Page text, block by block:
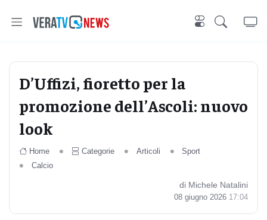
D’Uffizi, fioretto per la
promozione dell’Ascoli: nuovo
look
Home Categorie Articoli
Sport
Calcio
di Michele Natalini
08 giugno 2026 17:04